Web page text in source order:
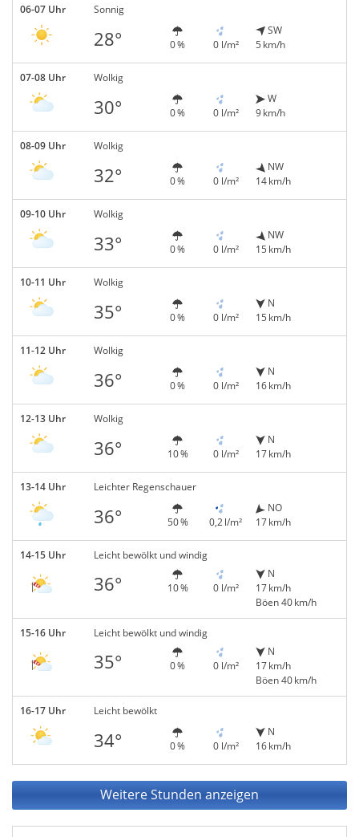
06-07 Uhr Sonnig
28° 0 % 0 l/m²
SW
5 km/h
07-08 Uhr Wolkig
30° 0 % 0 l/m²
W
9 km/h
08-09 Uhr Wolkig
32° 0 % 0 l/m²
NW
14 km/h
09-10 Uhr Wolkig
33° 0 % 0 l/m²
NW
15 km/h
10-11 Uhr Wolkig
35° 0 % 0 l/m²
N
15 km/h
11-12 Uhr Wolkig
36° 0 % 0 l/m²
N
16 km/h
12-13 Uhr Wolkig
36° 10 % 0 l/m²
N
17 km/h
13-14 Uhr Leichter Regenschauer
36° 50 % 0,2 l/m²
NO
17 km/h
14-15 Uhr Leicht bewölkt und windig
36° 10 % 0 l/m²
N
17 km/h
Böen 40 km/h
15-16 Uhr Leicht bewölkt und windig
35° 0 % 0 l/m²
N
17 km/h
Böen 40 km/h
16-17 Uhr Leicht bewölkt
34° 0 % 0 l/m²
N
16 km/h
Weitere Stunden anzeigen